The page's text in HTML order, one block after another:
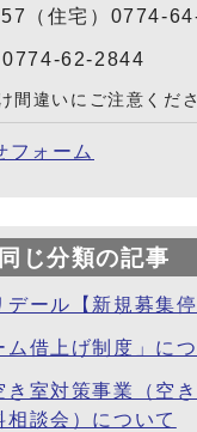
（住宅）0774-
0774-62-2844
間違いにご注意くださ
フォーム
じ分類の記事
ール【新規募集停
ム借上げ制度」に
き室対策事業（空
相談会）について